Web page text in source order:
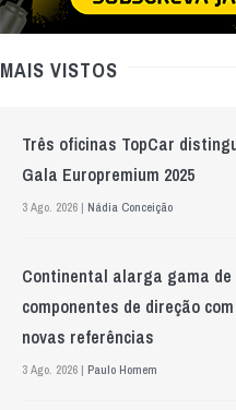
MAIS VISTOS
Três oficinas TopCar
Gala Europremium 2025
3 Ago. 2026 | Nádia Conceição
Continental alarga gama de
componentes de direção com
novas referências
3 Ago. 2026 | Paulo Homem